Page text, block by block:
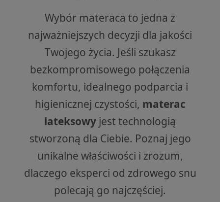
Wybór materaca to jedna z
najważniejszych decyzji dla jakości
Twojego życia. Jeśli szukasz
bezkompromisowego połączenia
komfortu, idealnego podparcia i
higienicznej czystości, materac
lateksowy jest technologią
stworzoną dla Ciebie. Poznaj jego
unikalne właściwości i zrozum,
dlaczego eksperci od zdrowego snu
polecają go najczęściej.